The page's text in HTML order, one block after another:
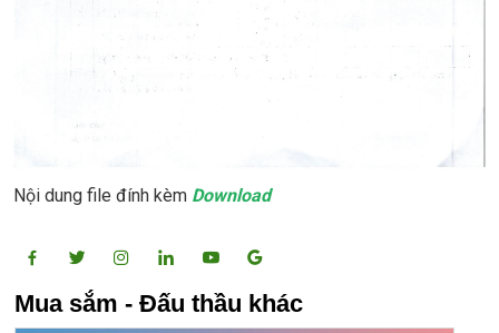
Nội dung file đính kèm Download
Mua sắm - Đấu thầu khác